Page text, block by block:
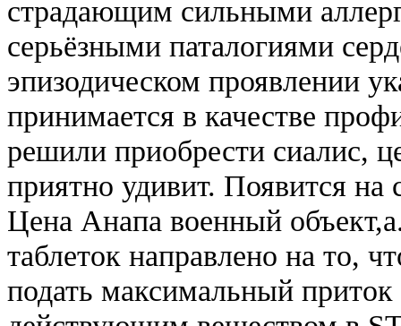
страдающим сильными
серьёзными паталогиями
эпизодическом проявлении
принимается в качестве
решили приобрести сиалис,
приятно удивит. Появится на
Цена Анапа военный
таблеток направлено на то,
подать максимальный